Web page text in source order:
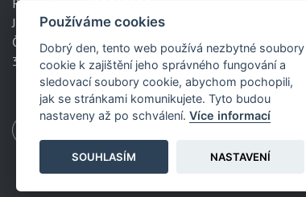
Redizo školy: 600008002
Jírovcova 1788/8
České Budějovice
371 61
Používáme cookies
Dobrý den, tento web používá nezbytné soubory
cookie k zajištění jeho správného fungování a
sledovací soubory cookie, abychom pochopili,
jak se stránkami komunikujete. Tyto budou
nastaveny až po schválení. Více informací
SOUHLASÍM NASTAVENÍ